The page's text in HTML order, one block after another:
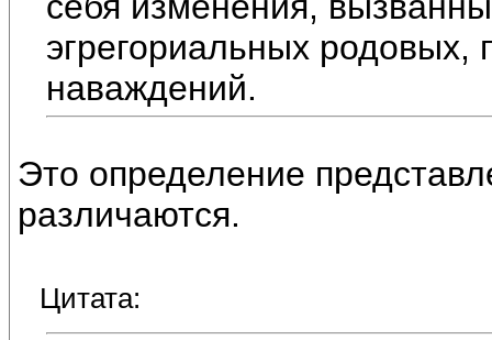
эгрегориальных родовых,
наваждений.
Это определение
различаются.
Цитата: